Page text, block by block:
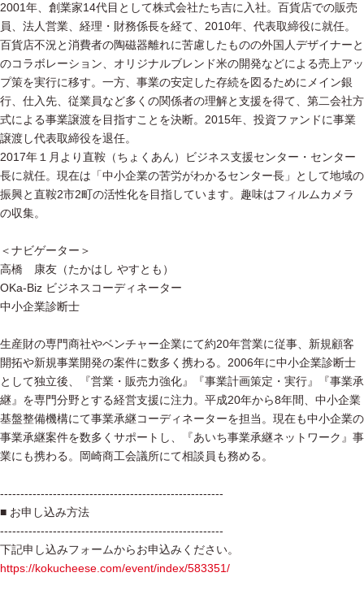
2001年、創業家14代目として株式会社たち吉に入社。百貨店での販売
員、法人営業、経理・財務係長を経て、2010年、代表取締役に就任。
百貨店不況と消費者の陶磁器離れに苦慮したものの外国人デザイナーと
のコラボレーション、オリジナルブレンド米の開発などによる売上アッ
プ策を実行に移す。一方、事業の安定した存続を図るためにメイン銀
行、仕入先、従業員など多くの関係者の理解と支援を得て、第二会社方
式による事業譲渡を目指すことを決断。2015年、投資ファンドに事業
譲渡し代表取締役を退任。
2017年１月より直鞍（ちょくあん）ビジネス支援センター・センター
長に就任。現在は「中小企業の苦労がわかるセンター長」として地域の
振興と直鞍2市2町の活性化を目指しています。趣味はフィルムカメラ
の収集。
＜ナビゲーター＞
高橋 康友（たかはし やすとも）
OKa-Biz ビジネスコーディネーター
中小企業診断士
生産財の専門商社やベンチャー企業にて約20年営業に従事、新規顧客
開拓や新規事業開発の案件に数多く携わる。2006年に中小企業診断士
として独立後、『営業・販売力強化』『事業計画策定・実行』『事業承
継』を専門分野とする経営支援に注力。平成20年から8年間、中小企業
基盤整備機構にて事業承継コーディネーターを担当。現在も中小企業の
事業承継案件を数多くサポートし、『あいち事業承継ネットワーク』事
業にも携わる。岡崎商工会議所にて相談員も務める。
-------------------------------------------------------
■ お申し込み方法
-------------------------------------------------------
下記申し込みフォームからお申込みください。
https://kokucheese.com/event/index/583351/